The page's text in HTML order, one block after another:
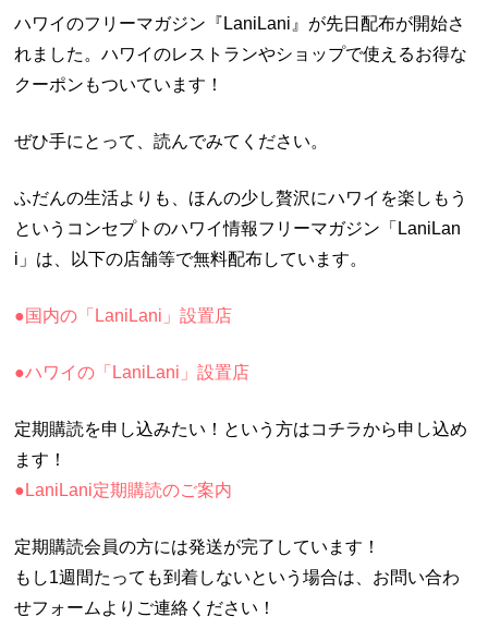
ハワイのフリーマガジン 『 LaniLani』が先日配布が開始さ
れました。ハワイのレストランやショップで使えるお得な
クーポンもついています！
ぜひ手にとって、読んでみてください。
ふだんの生活よりも、ほんの少し贅沢にハワイを楽しもう
というコンセプトのハワイ情報フリーマガジン「LaniLan
i」は、以下の店舗等で無料配布しています。
●国内の「LaniLani」設置店
●ハワイの「LaniLani」設置店
定期購読を申し込みたい！という方はコチラから申し込め
ます！
●LaniLani定期購読のご案内
定期購読会員の方には発送が完了しています！
もし1週間たっても到着しないという場合は、お問い合わ
せフォームよりご連絡ください！